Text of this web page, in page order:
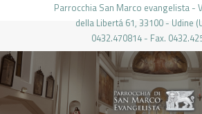
Parrocchia San Marco evangelista -
della Libertá 61, 33100 - Udine
0432.470814 - Fax.
PARROCCHIA DI SAN
HOME
LA PARROCCHIA